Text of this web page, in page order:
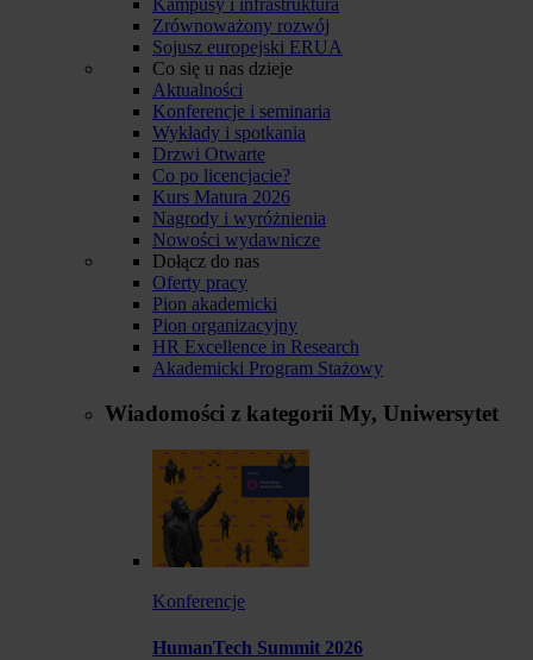
Zrównoważony rozwój
Sojusz europejski ERUA
Co się u nas dzieje
Aktualności
Konferencje i seminaria
Wykłady i spotkania
Drzwi Otwarte
Co po licencjacie?
Kurs Matura 2026
Nagrody i wyróżnienia
Nowości wydawnicze
Dołącz do nas
Oferty pracy
Pion akademicki
Pion organizacyjny
HR Excellence in Research
Akademicki Program Stażowy
Wiadomości z kategorii My, Uniwersytet
Konferencje
HumanTech Summit 2026